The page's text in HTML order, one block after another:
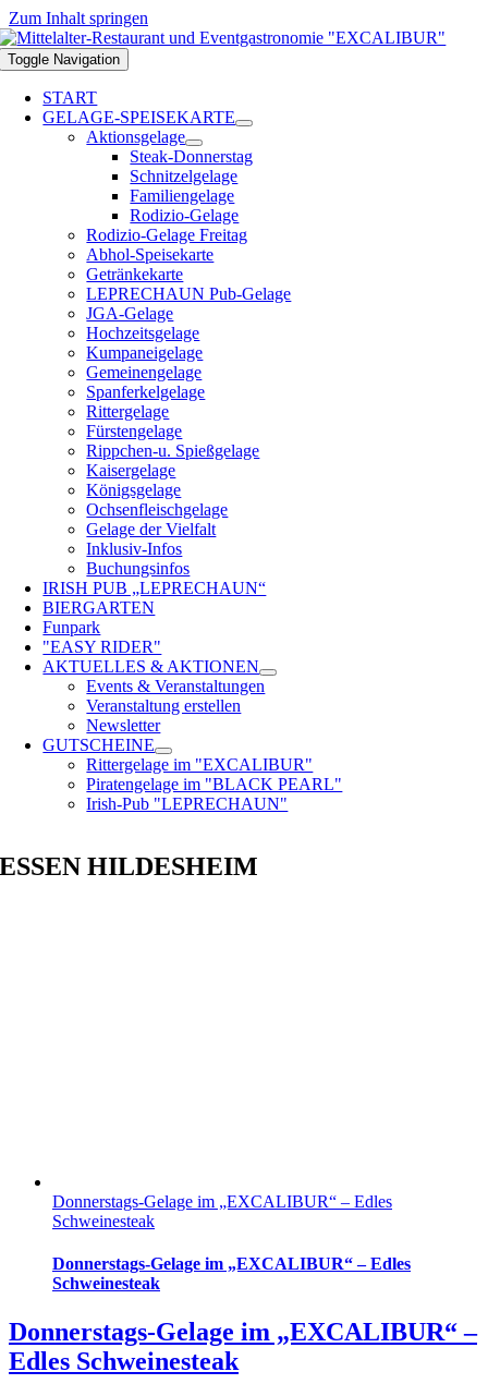
Zum Inhalt springen
Toggle Navigation
START
GELAGE-SPEISEKARTE
Aktionsgelage
Steak-Donnerstag
Schnitzelgelage
Familiengelage
Rodizio-Gelage
Rodizio-Gelage Freitag
Abhol-Speisekarte
Getränkekarte
LEPRECHAUN Pub-Gelage
JGA-Gelage
Hochzeitsgelage
Kumpaneigelage
Gemeinengelage
Spanferkelgelage
Rittergelage
Fürstengelage
Rippchen-u. Spießgelage
Kaisergelage
Königsgelage
Ochsenfleischgelage
Gelage der Vielfalt
Inklusiv-Infos
Buchungsinfos
IRISH PUB „LEPRECHAUN“
BIERGARTEN
Funpark
"EASY RIDER"
AKTUELLES & AKTIONEN
Events & Veranstaltungen
Veranstaltung erstellen
Newsletter
GUTSCHEINE
Rittergelage im "EXCALIBUR"
Piratengelage im "BLACK PEARL"
Irish-Pub "LEPRECHAUN"
ESSEN HILDESHEIM
Donnerstags-Gelage im „EXCALIBUR“ – Edles
Schweinesteak
Donnerstags-Gelage im „EXCALIBUR“ – Edles
Schweinesteak
Donnerstags-Gelage im „EXCALIBUR“ –
Edles Schweinesteak